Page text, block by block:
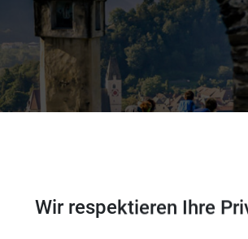
Wir respektieren Ihre